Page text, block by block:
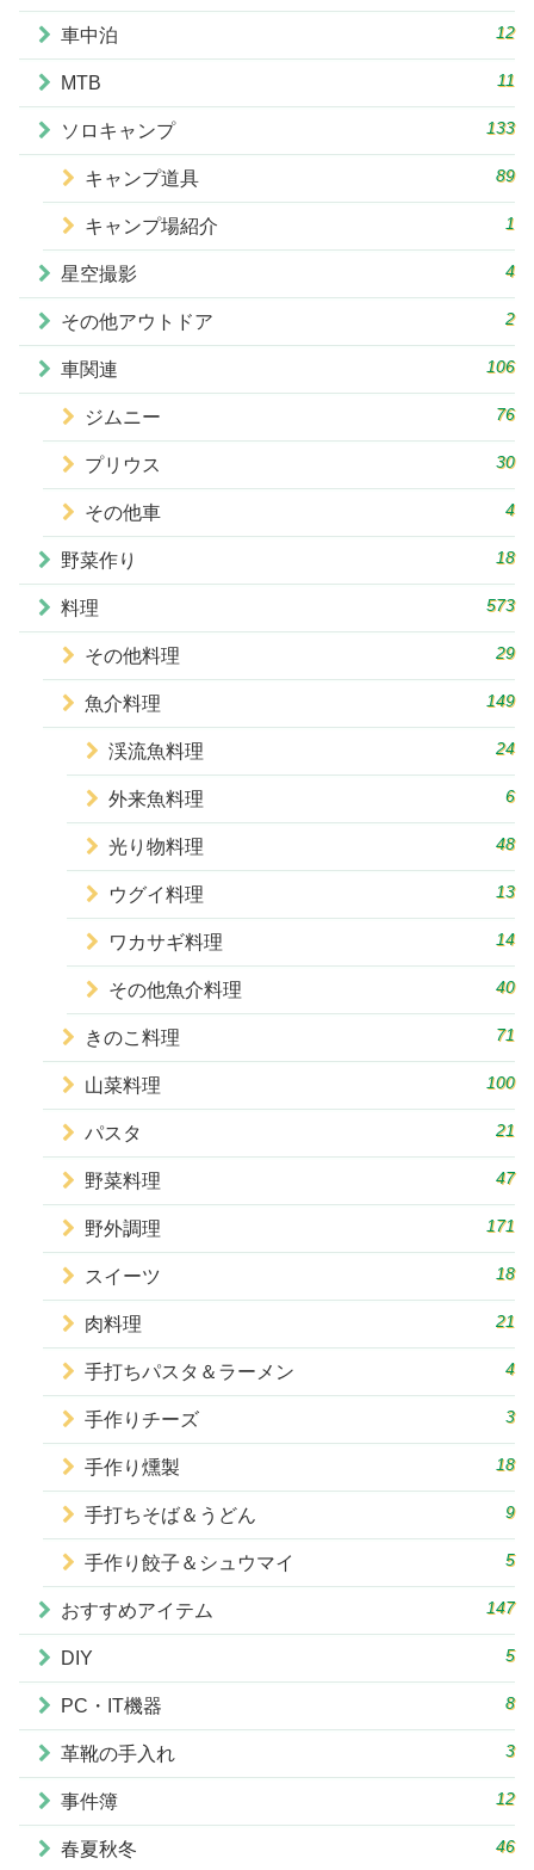
車中泊 12
MTB 11
ソロキャンプ 133
キャンプ道具 89
キャンプ場紹介 1
星空撮影 4
その他アウトドア 2
車関連 106
ジムニー 76
プリウス 30
その他車 4
野菜作り 18
料理 573
その他料理 29
魚介料理 149
渓流魚料理 24
外来魚料理 6
光り物料理 48
ウグイ料理 13
ワカサギ料理 14
その他魚介料理 40
きのこ料理 71
山菜料理 100
パスタ 21
野菜料理 47
野外調理 171
スイーツ 18
肉料理 21
手打ちパスタ＆ラーメン 4
手作りチーズ 3
手作り燻製 18
手打ちそば＆うどん 9
手作り餃子＆シュウマイ 5
おすすめアイテム 147
DIY 5
PC・IT機器 8
革靴の手入れ 3
事件簿 12
春夏秋冬 46